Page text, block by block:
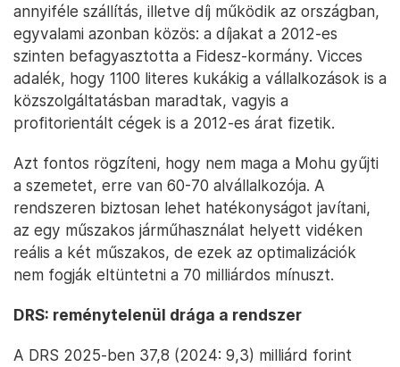
annyiféle szállítás, illetve díj működik az országban,
egyvalami azonban közös: a díjakat a 2012-es
szinten befagyasztotta a Fidesz-kormány. Vicces
adalék, hogy 1100 literes kukákig a vállalkozások is a
közszolgáltatásban maradtak, vagyis a
profitorientált cégek is a 2012-es árat fizetik.
Azt fontos rögzíteni, hogy nem maga a Mohu gyűjti
a szemetet, erre van 60-70 alvállalkozója. A
rendszeren biztosan lehet hatékonyságot javítani,
az egy műszakos járműhasználat helyett vidéken
reális a két műszakos, de ezek az optimalizációk
nem fogják eltüntetni a 70 milliárdos mínuszt.
DRS: reménytelenül drága a rendszer
A DRS 2025-ben 37,8 (2024: 9,3) milliárd forint